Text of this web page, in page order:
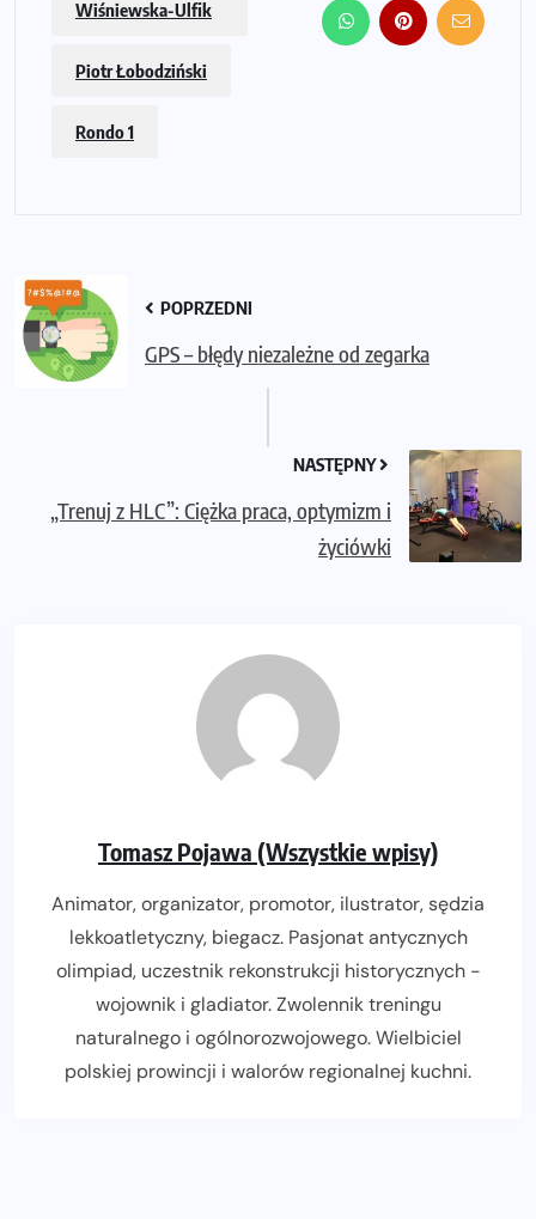
Wiśniewska-Ulfik
Piotr Łobodziński
Rondo 1
POPRZEDNI
GPS – błędy niezależne od zegarka
NASTĘPNY
„Trenuj z HLC”: Ciężka praca, optymizm i
życiówki
Tomasz Pojawa (Wszystkie wpisy)
Animator, organizator, promotor, ilustrator, sędzia
lekkoatletyczny, biegacz. Pasjonat antycznych
olimpiad, uczestnik rekonstrukcji historycznych -
wojownik i gladiator. Zwolennik treningu
naturalnego i ogólnorozwojowego. Wielbiciel
polskiej prowincji i walorów regionalnej kuchni.